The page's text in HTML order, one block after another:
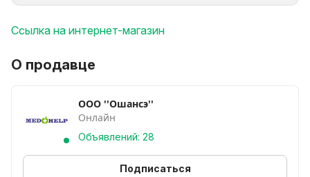
лентой замерьте расстояние до коленного сгиба.
Аналогично прибавляете до 7 см, и получаете
параметр глубины. Например, габариты 20
дюймового изделия будут равны 1050х690х920 мм
(длина — ширина — высота). Погрешность
Ссылка на интернет-магазин
О продавце
ООО ''Ошансэ''
Онлайн
Объявлений: 28
Подписаться